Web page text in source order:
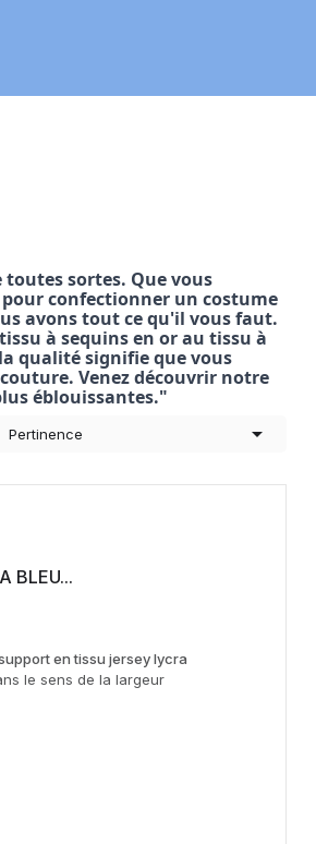
sortes. Que vous
confectionner un costume
avons tout ce qu'il vous faut.
à sequins en or au tissu à
qualité signifie que vous
Venez découvrir notre
éblouissantes."
Pertinence 
BLEU...
en tissu jersey lycra
le sens de la largeur